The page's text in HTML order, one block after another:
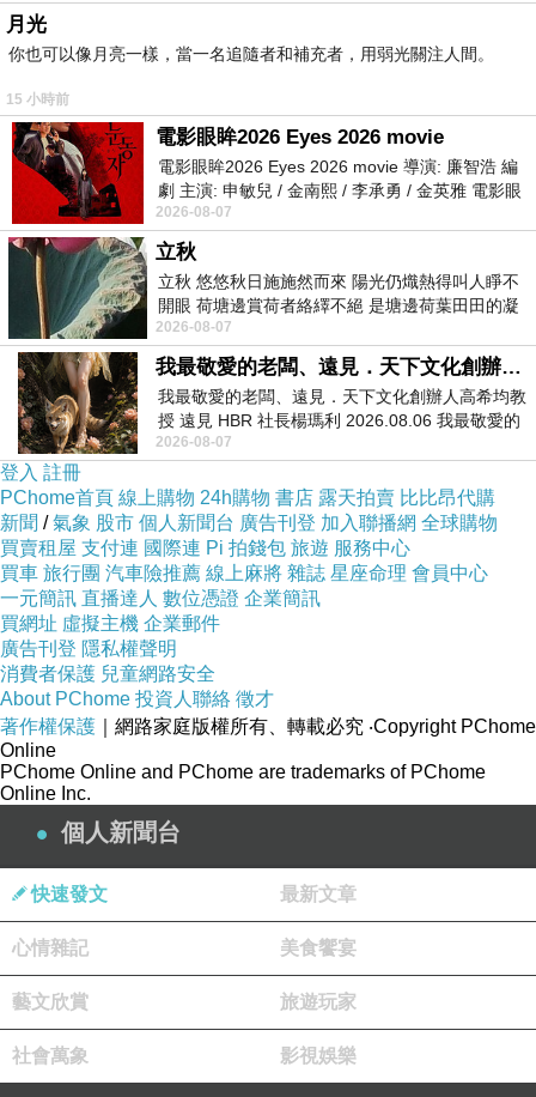
月光
你也可以像月亮一樣，當一名追隨者和補充者，用弱光關注人間。
15 小時前
電影眼眸2026 Eyes 2026 movie
電影眼眸2026 Eyes 2026 movie 導演: 廉智浩 編
劇 主演: 申敏兒 / 金南熙 / 李承勇 / 金英雅 電影眼
眸2026描述攝影師徐珍因遺
2026-08-07
立秋
立秋 悠悠秋日施施然而來 陽光仍熾熱得叫人睜不
開眼 荷塘邊賞荷者絡繹不絕 是塘邊荷葉田田的凝
望 風中飄逸的是映日荷花別樣紅
2026-08-07
我最敬愛的老闆、遠見．天下文化創辦人高希均教授
我最敬愛的老闆、遠見．天下文化創辦人高希均教
授 遠見 HBR 社長楊瑪利 2026.08.06 我最敬愛的
老闆、遠見．天下文化創辦人高希均教
2026-08-07
登入 註冊
PChome首頁 線上購物 24h購物 書店 露天拍賣 比比昂代購
新聞 /氣象 股市 個人新聞台 廣告刊登 加入聯播網 全球購物
買賣租屋 支付連 國際連 Pi 拍錢包 旅遊 服務中心
買車 旅行團 汽車險推薦 線上麻將 雜誌 星座命理 會員中心
一元簡訊 直播達人 數位憑證 企業簡訊
買網址 虛擬主機 企業郵件
廣告刊登 隱私權聲明
消費者保護 兒童網路安全
About PChome 投資人聯絡 徵才
著作權保護 ｜網路家庭版權所有、轉載必究 ‧Copyright PChome
Online
PChome Online and PChome are trademarks of PChome
Online Inc.
個人新聞台
快速發文 最新文章
心情雜記 美食饗宴
藝文欣賞 旅遊玩家
社會萬象 影視娛樂